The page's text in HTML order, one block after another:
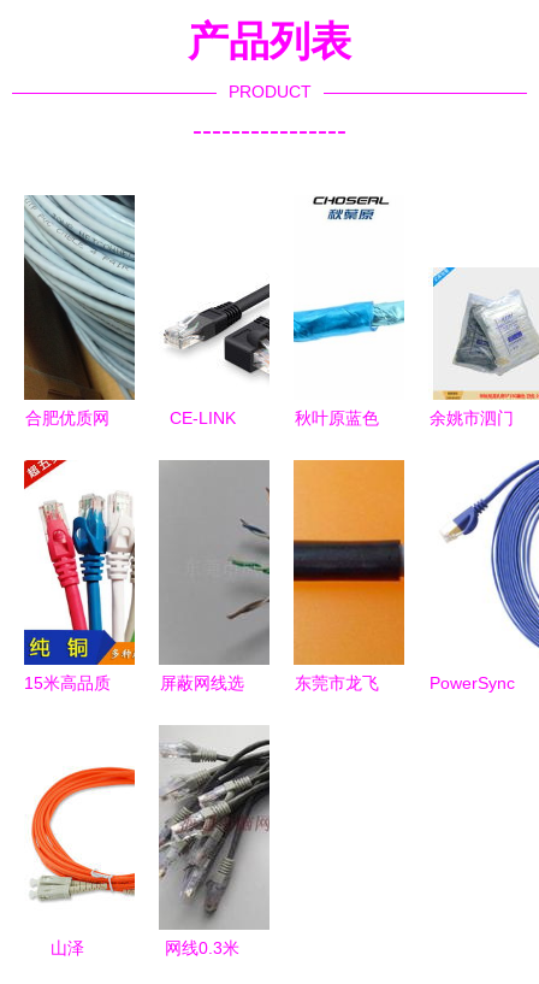
产品列表
PRODUCT
----------------
合肥优质网
五类非屏蔽
无氧铜过测
试线的性能
与采购指南
CE-LINK
头网线评测
短距离也能
发力，小投
体验
秋叶原蓝色
千兆网络利
器
余姚市泗门
用品厂 网
络线包装的
专业之选
（第2页）
15米高品质
体水晶头跳
线，无氧铜
材质更稳定
屏蔽网线选
应、批发、
价格与网络
线选择
东莞市龙飞
PowerSync
山泽
网线0.3米